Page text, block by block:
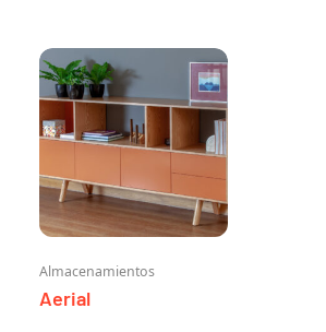
Almacenamientos
Aerial